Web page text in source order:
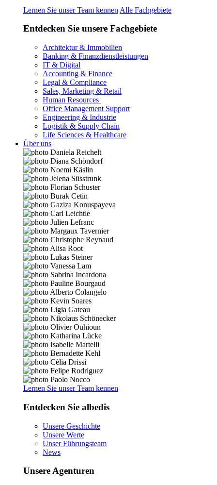
Lernen Sie unser Team kennen Alle Fachgebiete
Entdecken Sie unsere Fachgebiete
Architektur & Immobilien
Banking & Finanzdienstleistungen
IT & Digital
Accounting & Finance
Legal & Compliance
Sales, Marketing & Retail
Human Resources
Office Management Support
Engineering & Industrie
Logistik & Supply Chain
Life Sciences & Healthcare
Über uns
Lernen Sie unser Team kennen
Entdecken Sie albedis
Unsere Geschichte
Unsere Werte
Unser Führungsteam
News
Unsere Agenturen